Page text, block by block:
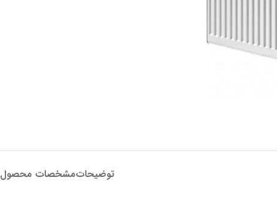
توضیحاتمشخصات محصول